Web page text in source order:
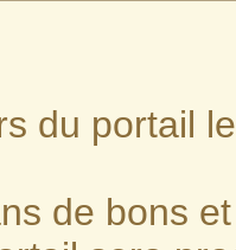
du portail
de bons